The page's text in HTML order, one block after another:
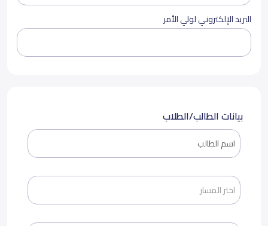
البريد الإلكتروني لولي الأمر
بيانات الطالب/الطلاب